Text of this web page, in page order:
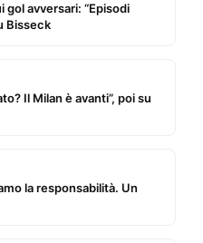
avversari: “Episodi
Bisseck
Il Milan è avanti”, poi su
la responsabilità. Un